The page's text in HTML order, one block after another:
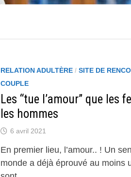
RELATION ADULTÈRE/ SITE DE
COUPLE
Les “tue l’amour” que les
les hommes
6 avril 2021
En premier lieu, l’amour.. ! Un
monde a déjà éprouvé au moins